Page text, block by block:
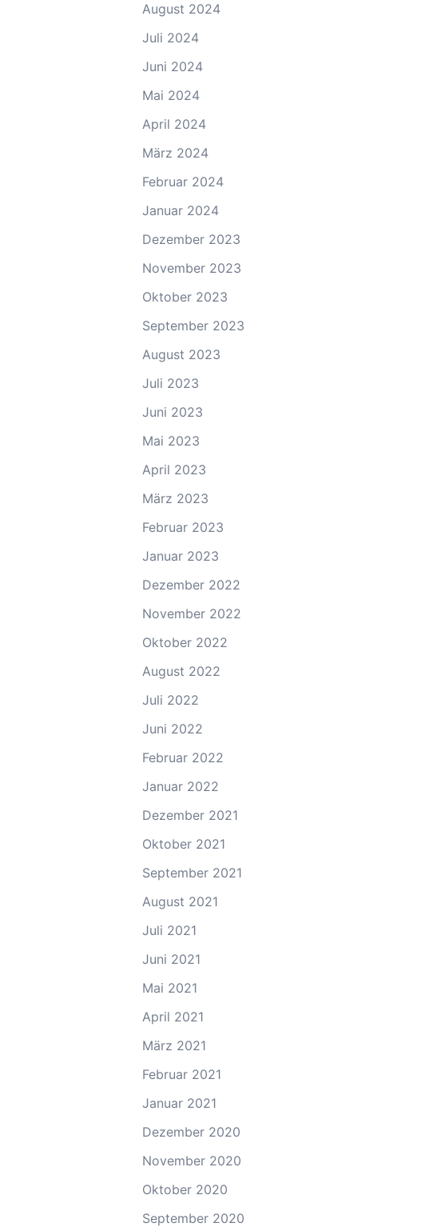
August 2024
Juli 2024
Juni 2024
Mai 2024
April 2024
März 2024
Februar 2024
Januar 2024
Dezember 2023
November 2023
Oktober 2023
September 2023
August 2023
Juli 2023
Juni 2023
Mai 2023
April 2023
März 2023
Februar 2023
Januar 2023
Dezember 2022
November 2022
Oktober 2022
August 2022
Juli 2022
Juni 2022
Februar 2022
Januar 2022
Dezember 2021
Oktober 2021
September 2021
August 2021
Juli 2021
Juni 2021
Mai 2021
April 2021
März 2021
Februar 2021
Januar 2021
Dezember 2020
November 2020
Oktober 2020
September 2020